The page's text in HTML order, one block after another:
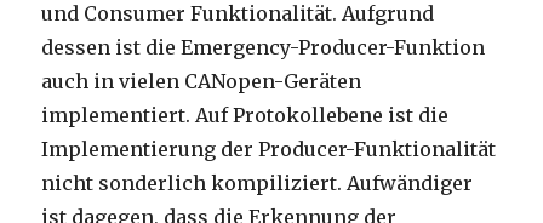
und Consumer Funktionalität. Aufgrund
dessen ist die Emergency-Producer-Funktion
auch in vielen CANopen-Geräten
implementiert. Auf Protokollebene ist die
Implementierung der Producer-Funktionalität
nicht sonderlich kompiliziert. Aufwändiger
ist dagegen, dass die Erkennung der